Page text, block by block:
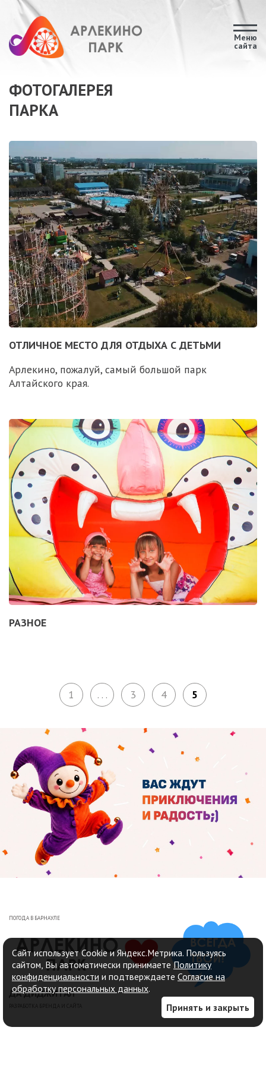
Меню
сайта
ФОТОГАЛЕРЕЯ
ПАРКА
ОТЛИЧНОЕ МЕСТО ДЛЯ ОТДЫХА С ДЕТЬМИ
Арлекино, пожалуй, самый большой парк
Алтайского края.
РАЗНОЕ
1 . . . 3 4 5
ПОГОДА В БАРНАУЛЕ
ДА ДИДЖИТАЛ
РАЗРАБОТКА БРЕНДА И САЙТА
Сайт использует Cookie и Яндекс.Метрика. Пользуясь
сайтом, Вы автоматически принимаетеПолитику
конфиденциальности и подтверждаете Согласие на
обработку персональных данных.
Принять и закрыть